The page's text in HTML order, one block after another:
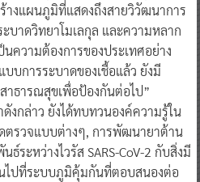
างแผนภูมิที่แสดงถึงสายวิวัฒนาการ
บาดวิทยาโมเลกุล และความหลาก
ความต้องการของประเทศอย่าง
บการระบาดของเชื้อแล้ว ยังมี
าธารณสุขเพื่อป้องกันต่อไป”
งกล่าว ยังได้ทบทวนองค์ความรู้ใน
ตรวจแบบต่างๆ, การพัฒนายาต้าน
ธ์ระหว่างไวรัส SARS-CoV-2 กับสิ่งมี
ไปที่ระบบภูมิคุ้มกันที่ตอบสนองต่อ